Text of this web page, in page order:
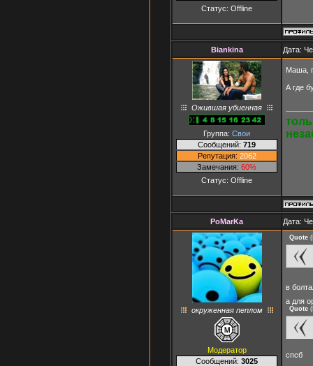
Статус: Offline
Biankina Дата:
Ожившая убиенная
Группа: Свои
Сообщений: 719
Репутация: 2062
Замечания: 60%
Статус: Offline
Маша,
А где
PoMarKa Дата:
окруженная пеплом
Модератор
Сообщений: 3025
Quote (
в
а для
Quote (
спсб